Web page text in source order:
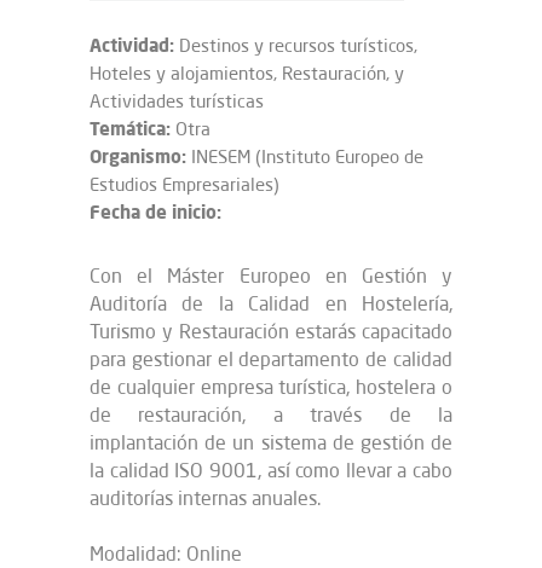
Actividad: Destinos y recursos turísticos,
Hoteles y alojamientos, Restauración, y
Actividades turísticas
Temática: Otra
Organismo: INESEM (Instituto Europeo de
Estudios Empresariales)
Fecha de inicio:
Con el Máster Europeo en Gestión y
Auditoría de la Calidad en Hostelería,
Turismo y Restauración estarás capacitado
para gestionar el departamento de calidad
de cualquier empresa turística, hostelera o
de restauración, a través de la
implantación de un sistema de gestión de
la calidad ISO 9001, así como llevar a cabo
auditorías internas anuales.
Modalidad: Online